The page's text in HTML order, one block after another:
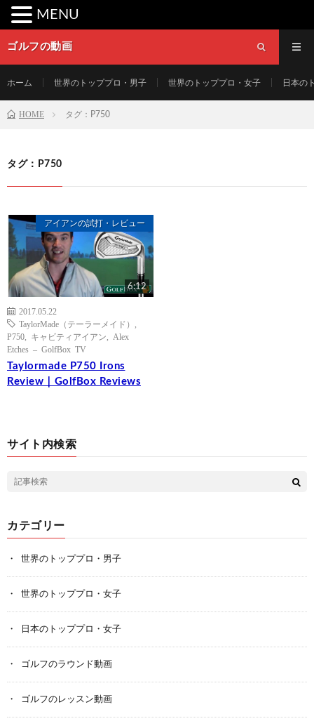
ゴルフの動画
ホーム 世界のトッププロ・男子 世界のトッププロ・女子 日本の
HOME タグ：P750
タグ：P750
アイアンの試打・レビュー
6:12
2017.05.22
TaylorMade（テーラーメイド）
P750
キャビティアイアン
Alex
Etches – GolfBox TV
Taylormade P750 Irons
Review｜GolfBox Reviews
サイト内検索
カテゴリー
世界のトッププロ・男子
世界のトッププロ・女子
日本のトッププロ・女子
ゴルフのラウンド動画
ゴルフのレッスン動画
MENU